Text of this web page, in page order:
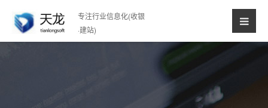
专注行业信息化(收银
·建站)